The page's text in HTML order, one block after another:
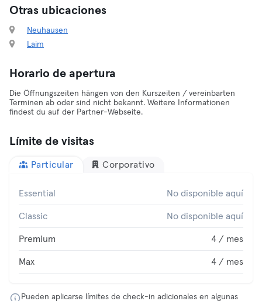
Otras ubicaciones
Neuhausen
Laim
Horario de apertura
Die Öffnungszeiten hängen von den Kurszeiten / vereinbarten
Terminen ab oder sind nicht bekannt. Weitere Informationen
findest du auf der Partner-Webseite.
Límite de visitas
Particular Corporativo
Essential No disponible aquí
Classic No disponible aquí
Premium 4 / mes
Max 4 / mes
Pueden aplicarse límites de check-in adicionales en algunas